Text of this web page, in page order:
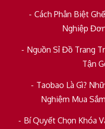
Cách Phân Biệt
Nghiệp
Nguồn Sỉ Đồ Trang
Tận
Taobao Là Gì?
Nghiệm Mua
Bí Quyết Chọn Khóa